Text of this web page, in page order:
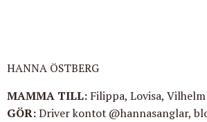
HANNA ÖSTBERG
MAMMA TILL: Filippa, Lovisa, Vilhelm
GÖR:Driver kontot @hannasanglar,